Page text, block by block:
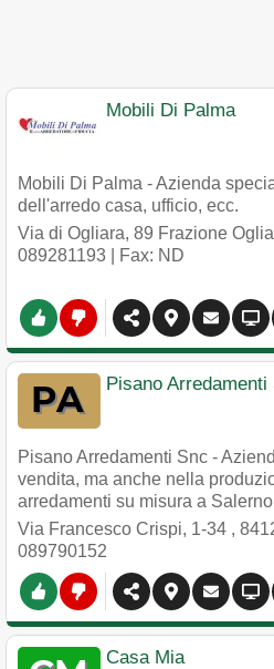
Mobili Di Palma
Mobili Di Palma - Azienda
dell'arredo casa, ufficio, ecc.
Via di Ogliara, 89 Frazione
089281193 | Fax: ND
Pisano Arredamenti
Pisano Arredamenti Snc -
vendita, ma anche nella
arredamenti su misura a
Via Francesco Crispi, 1-34 ,
089790152
Casa Mia